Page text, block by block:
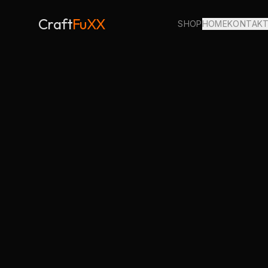
CraftFuXX SHOPHOMEKONTAKT